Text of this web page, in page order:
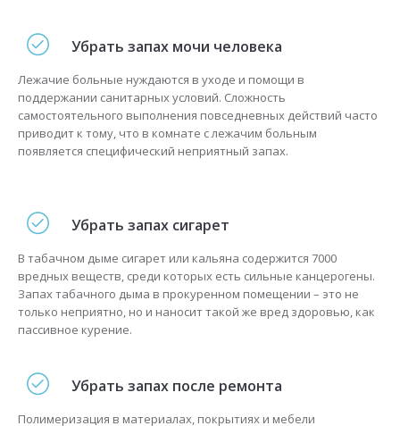
Убрать запах мочи человека
Лежачие больные нуждаются в уходе и помощи в
поддержании санитарных условий. Сложность
самостоятельного выполнения повседневных действий часто
приводит к тому, что в комнате с лежачим больным
появляется специфический неприятный запах.
Убрать запах сигарет
В табачном дыме сигарет или кальяна содержится 7000
вредных веществ, среди которых есть сильные канцерогены.
Запах табачного дыма в прокуренном помещении – это не
только неприятно, но и наносит такой же вред здоровью, как
пассивное курение.
Убрать запах после ремонта
Полимеризация в материалах, покрытиях и мебели